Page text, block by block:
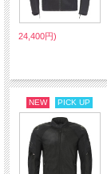
24,400円)
NEW PICK UP